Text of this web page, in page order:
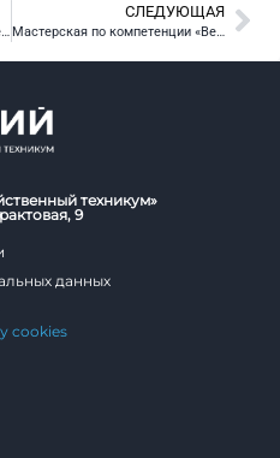
Мастерская по компетенции «Сельскохозяйственные биотехнологии»
СЛЕДУЮЩАЯ
Мастерская по компетенции «Ветеринария»
техникум»
9
данных
cookies